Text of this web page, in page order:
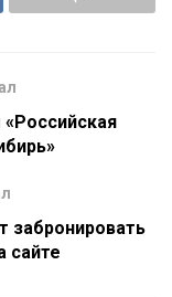
забронировать
сайте